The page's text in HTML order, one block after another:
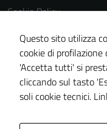
Cookie Policy
Note legali
Dichiarazione di
Obiettivi di accessibilità
Piano di miglioramento
Questo sito utilizza
cookie di
'Accetta tutti' si
cliccando sul tasto
soli cookie tecnici.